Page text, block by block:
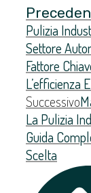
Pulizia
Settore
Fattore
L’efficienza
Successivo
La Pulizia
Guida
Scelta